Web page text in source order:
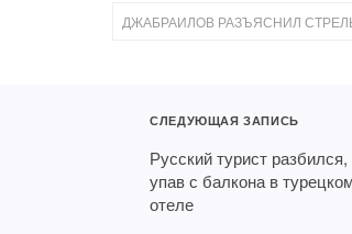
ДЖАБРАИЛОВ РАЗЪЯСНИЛ
СЛЕДУЮЩАЯ ЗАПИСЬ
Русский турист разбился,
упав с балкона в
отеле